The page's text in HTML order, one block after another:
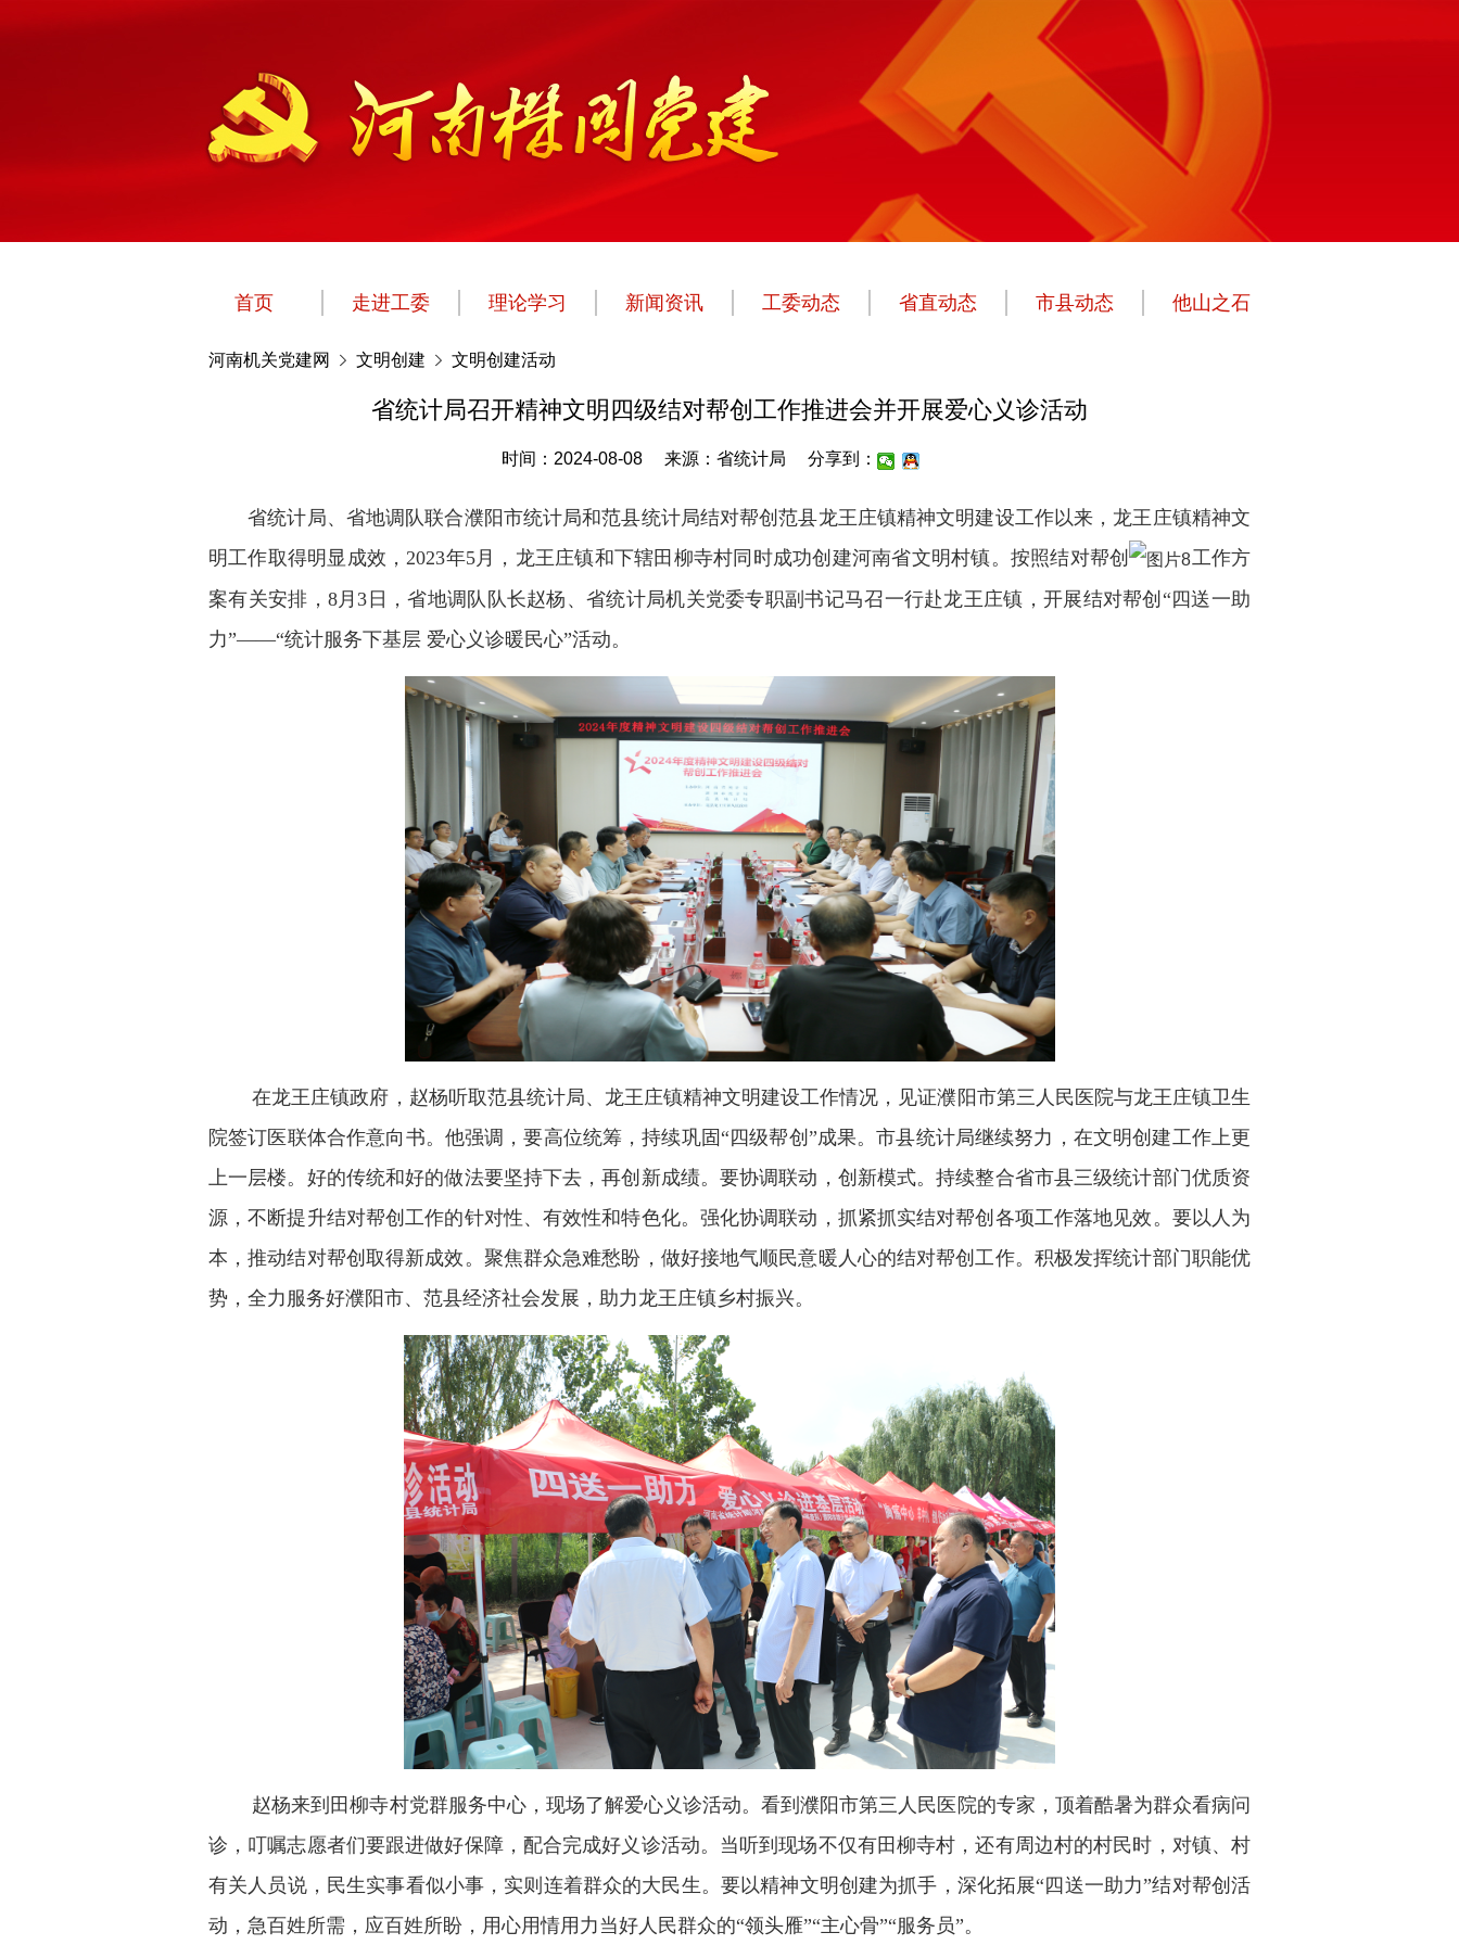
首页 走进工委 理论学习 新闻资讯 工委动态 省直动态 市县动态 他山之石
河南机关党建网 文明创建 文明创建活动
省统计局召开精神文明四级结对帮创工作推进会并开展爱心义诊活动
时间：2024-08-08 来源：省统计局 分享到：
省统计局、省地调队联合濮阳市统计局和范县统计局结对帮创范县龙王庄镇精神文明建设工作以来，龙王庄镇精神文
明工作取得明显成效，2023年5月，龙王庄镇和下辖田柳寺村同时成功创建河南省文明村镇。按照结对帮创
工作方
案有关安排，8月3日，省地调队队长赵杨、省统计局机关党委专职副书记马召一行赴龙王庄镇，开展结对帮创“四送一助
力”——“统计服务下基层 爱心义诊暖民心”活动。
在龙王庄镇政府，赵杨听取范县统计局、龙王庄镇精神文明建设工作情况，见证濮阳市第三人民医院与龙王庄镇卫生
院签订医联体合作意向书。他强调，要高位统筹，持续巩固“四级帮创”成果。市县统计局继续努力，在文明创建工作上更
上一层楼。好的传统和好的做法要坚持下去，再创新成绩。要协调联动，创新模式。持续整合省市县三级统计部门优质资
源，不断提升结对帮创工作的针对性、有效性和特色化。强化协调联动，抓紧抓实结对帮创各项工作落地见效。要以人为
本，推动结对帮创取得新成效。聚焦群众急难愁盼，做好接地气顺民意暖人心的结对帮创工作。积极发挥统计部门职能优
势，全力服务好濮阳市、范县经济社会发展，助力龙王庄镇乡村振兴。
赵杨来到田柳寺村党群服务中心，现场了解爱心义诊活动。看到濮阳市第三人民医院的专家，顶着酷暑为群众看病问
诊，叮嘱志愿者们要跟进做好保障，配合完成好义诊活动。当听到现场不仅有田柳寺村，还有周边村的村民时，对镇、村
有关人员说，民生实事看似小事，实则连着群众的大民生。要以精神文明创建为抓手，深化拓展“四送一助力”结对帮创活
动，急百姓所需，应百姓所盼，用心用情用力当好人民群众的“领头雁”“主心骨”“服务员”。